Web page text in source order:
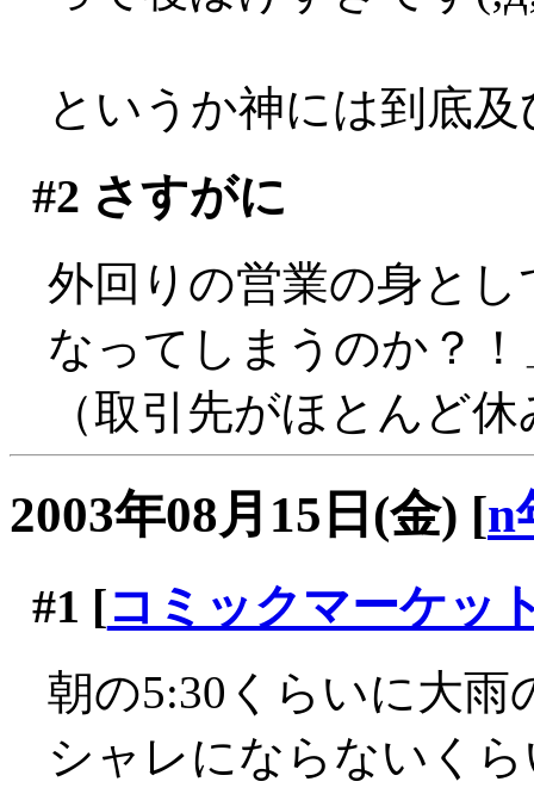
というか神には到底
#2 さすがに
外回りの営業の身と
なってしまうのか？
（取引先がほとんど
2003年08月15日(金) [n
#1 [コミックマーケッ
朝の5:30くらいに大雨
シャレにならないく